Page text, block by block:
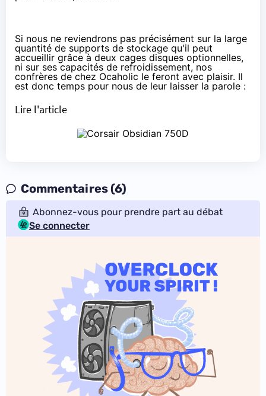
Si nous ne reviendrons pas précisément sur la large
quantité de supports de stockage qu'il peut
accueillir grâce à deux cages disques optionnelles,
ni sur ses capacités de refroidissement, nos
confrères de chez Ocaholic le feront avec plaisir. Il
est donc temps pour nous de leur laisser la parole :
Lire l'article
Commentaires (6)
Abonnez-vous pour prendre part au débat
Se connecter